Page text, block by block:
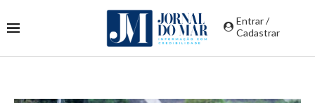
Entrar /
Cadastrar